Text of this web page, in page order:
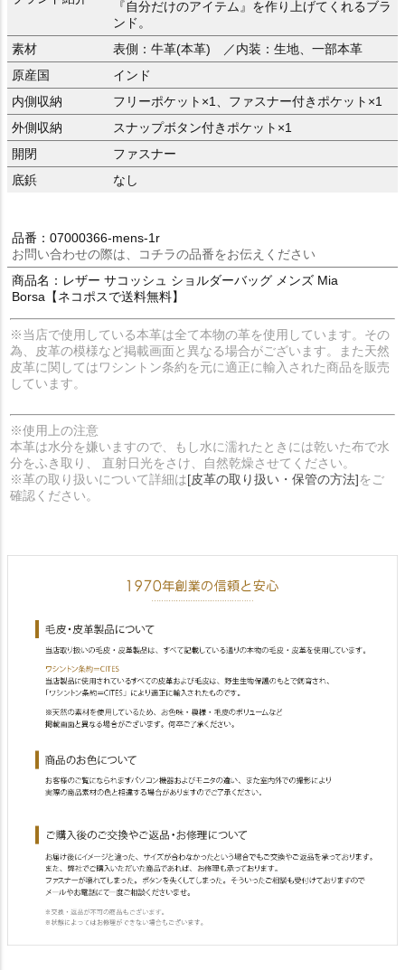
『自分だけのアイテム』を作り上げてくれるブラ
ンド。
素材
表側：牛革(本革) ／内装：生地、一部本革
原産国
インド
内側収納
フリーポケット×1、ファスナー付きポケット×1
外側収納
スナップボタン付きポケット×1
開閉
ファスナー
底鋲
なし
品番：07000366-mens-1r
お問い合わせの際は、コチラの品番をお伝えください
商品名：レザー サコッシュ ショルダーバッグ メンズ Mia
Borsa【ネコポスで送料無料】
※当店で使用している本革は全て本物の革を使用しています。その
為、皮革の模様など掲載画面と異なる場合がございます。また天然
皮革に関してはワシントン条約を元に適正に輸入された商品を販売
しています。
※使用上の注意
本革は水分を嫌いますので、もし水に濡れたときには乾いた布で水
分をふき取り、 直射日光をさけ、自然乾燥させてください。
※革の取り扱いについて詳細は[皮革の取り扱い・保管の方法]をご
確認ください。